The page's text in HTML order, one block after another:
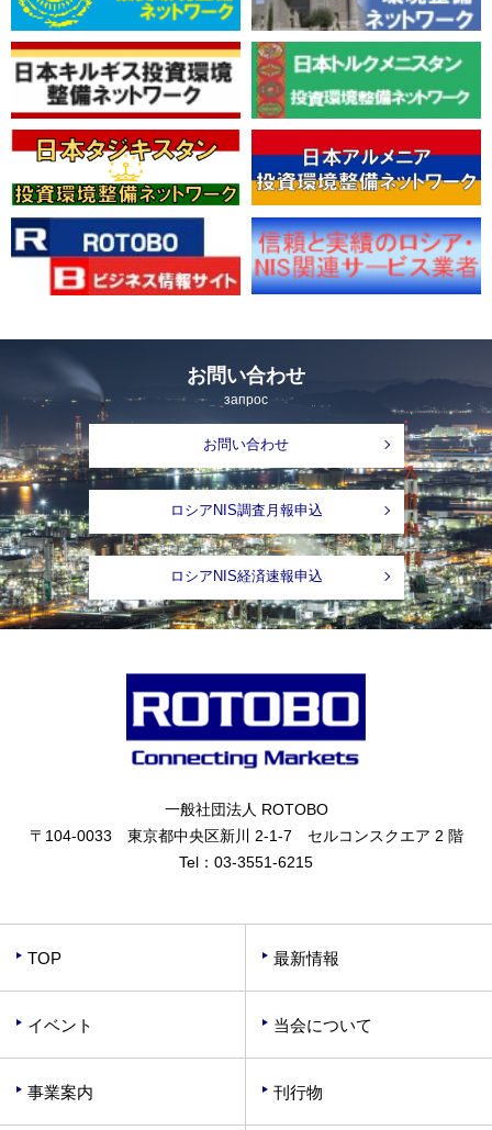
お問い合わせ
запрос
お問い合わせ
ロシアNIS調査月報申込
ロシアNIS経済速報申込
一般社団法人 ROTOBO
〒104-0033 東京都中央区新川 2-1-7 セルコンスクエア 2 階
Tel： 03-3551-6215
TOP 最新情報
イベント 当会について
事業案内 刊行物